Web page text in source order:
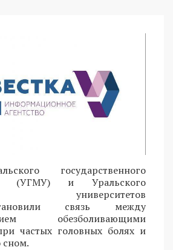
государственного
(УГМУ) и Уральского
университетов
связь между
обезболивающими
частых головных болях и
сном.